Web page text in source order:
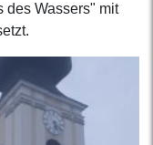
des Wassers" mit